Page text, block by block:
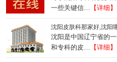
一些关键信… 【详细】
沈阳皮肤科那家好,沈阳
沈阳是中国辽宁省的
和专科的皮…
【详细】